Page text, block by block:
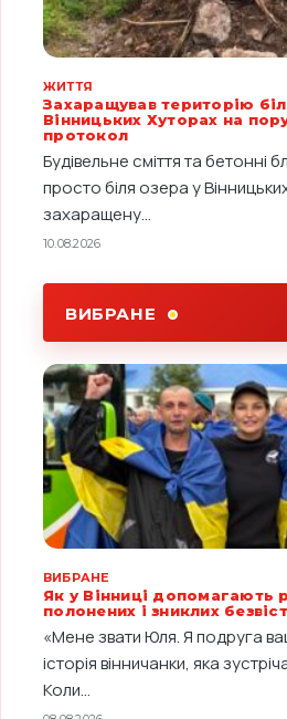
ЖИТТЯ
Захаращував територію
Вінницьких Хуторах на
протокол
Будівельне сміття та бетонні
просто біля озера у
захаращену...
10.08.2026
ВИБРАНЕ
ВИБРАНЕ
Як у Вінниці допомагають
полонених і зниклих
«Мене звати Юля. Я подруга
історія вінничанки, яка
Коли...